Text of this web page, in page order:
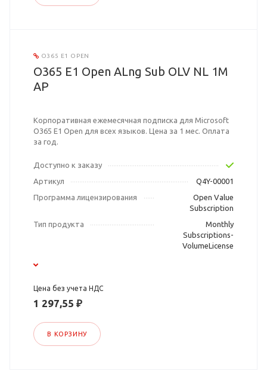
O365 E1 OPEN
O365 E1 Open ALng Sub OLV NL 1M
AP
Корпоративная ежемесячная подписка для Microsoft
O365 E1 Open для всех языков. Цена за 1 мес. Оплата
за год.
Доступно к заказу
Артикул
Q4Y-00001
Программа лицензирования
Open Value
Subscription
Тип продукта
Monthly
Subscriptions-
VolumeLicense
Цена без учета НДС
1 297,55 ₽
В КОРЗИНУ